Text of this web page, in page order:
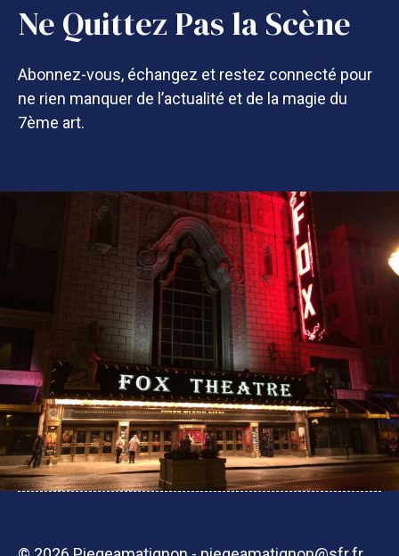
Ne Quittez Pas la Scène
Abonnez-vous, échangez et restez connecté pour
ne rien manquer de l’actualité et de la magie du
7ème art.